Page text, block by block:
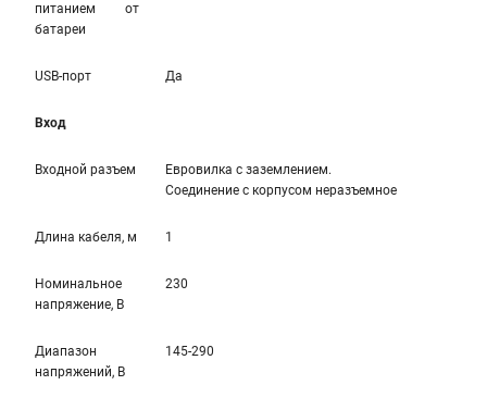
питанием от
батареи
USB-порт Да
Вход
Входной разъем
Евровилка с заземлением.
Соединение с корпусом неразъемное
Длина кабеля, м 1
Номинальное
напряжение, В
230
Диапазон
напряжений, В
145-290